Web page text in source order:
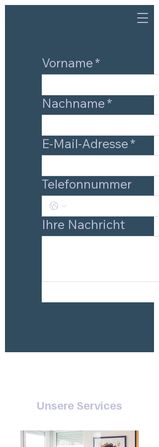
Vorname*
Nachname*
E-Mail-Adresse*
Telefonnummer
Ihre Nachricht
Unsere Services